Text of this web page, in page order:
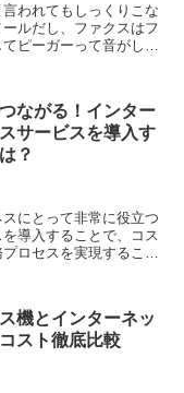
われてもしっくりこな
ルだし、ファクスはフ
ピーガーって音がして
ながる！インター
サービスを導入す
？
にとって非常に役立つ
導入することで、コス
ロセスを実現すること
機とインターネッ
スト徹底比較